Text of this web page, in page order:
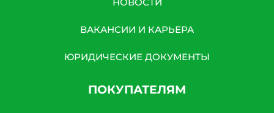
ВАКАНСИИ И КАРЬЕРА
ЮРИДИЧЕСКИЕ ДОКУМЕНТЫ
ПОКУПАТЕЛЯМ